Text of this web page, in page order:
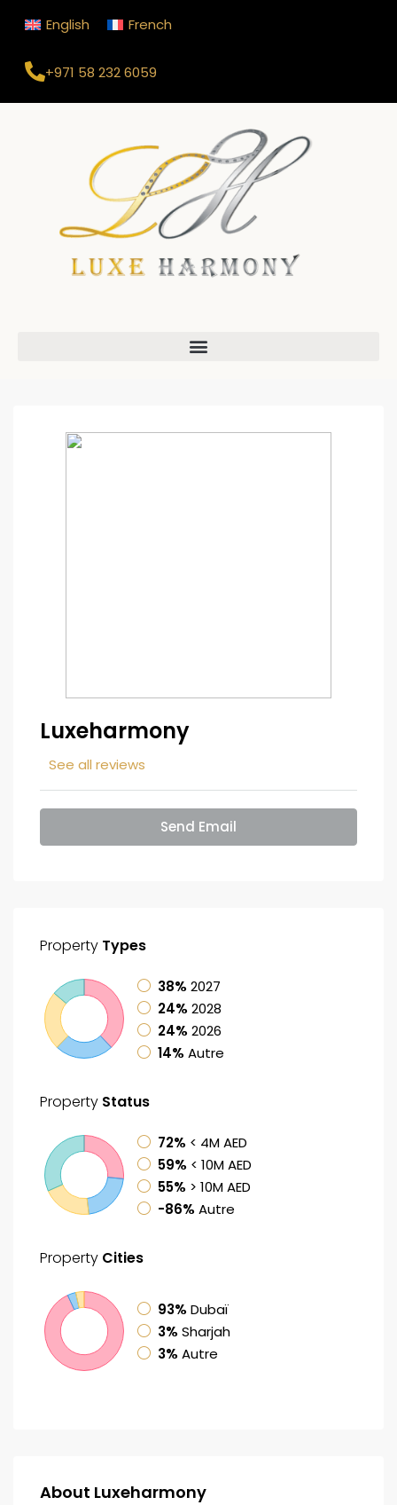
+971 58 232 6059
English French
Luxeharmony
See all reviews
Send Email
Property Types
38% 2027
24% 2028
24% 2026
14% Autre
Property Status
72% < 4M AED
59% < 10M AED
55% > 10M AED
-86% Autre
Property Cities
93% Dubaï
3% Sharjah
3% Autre
About Luxeharmony